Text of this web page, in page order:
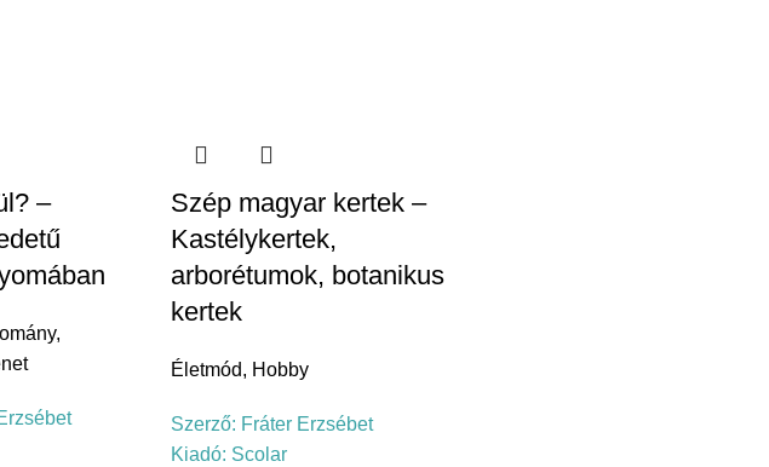
–
,
Szép magyar kertek –
Kastélykertek,
arborétumok, botanikus
kertek
Életmód, Hobby
Szerző: Fráter Erzsébet
Kiadó: Scolar